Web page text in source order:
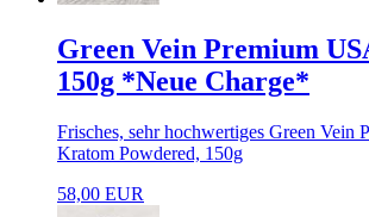
Green Vein Premium
150g *Neue Charge*
Frisches, sehr hochwertiges Green Vein
Kratom Powdered, 150g
58,00 EUR